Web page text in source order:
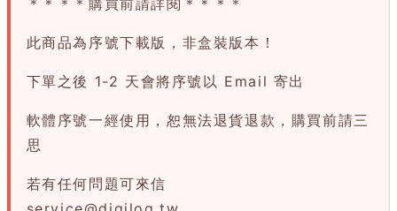
＊＊＊＊購買前請詳閱＊＊＊＊
此商品為序號下載版，非盒裝版本！
下單之後 1-2 天會將序號以 Email 寄出
軟體序號一經使用，恕無法退貨退款，購買前請三
思
若有任何問題可來信